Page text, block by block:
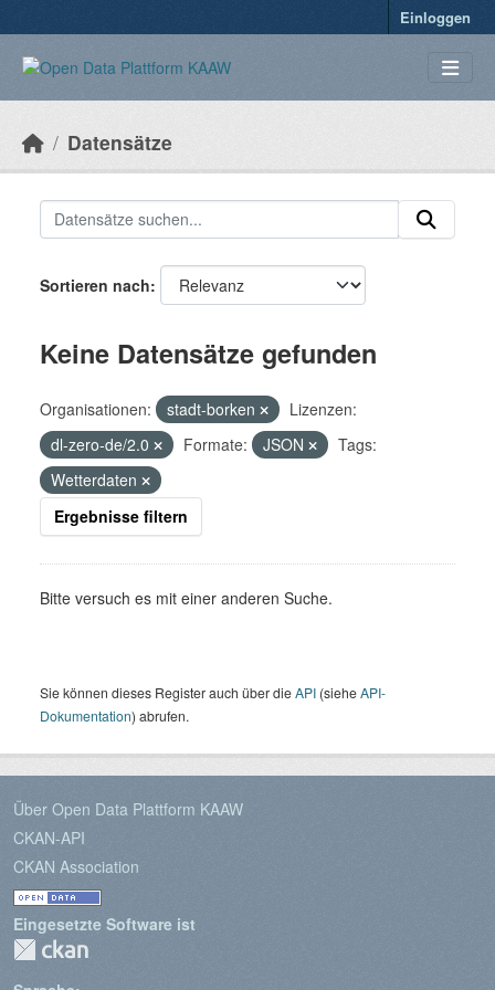
Einloggen
Datensätze
Sortieren nach
Keine Datensätze gefunden
Organisationen: stadt-borken
Lizenzen:
dl-zero-de/2.0
Formate: JSON
Tags:
Wetterdaten
Ergebnisse filtern
Bitte versuch es mit einer anderen Suche.
Sie können dieses Register auch über dieAPI (sieheAPI-
Dokumentation) abrufen.
Über Open Data Plattform KAAW
CKAN-API
CKAN Association
Eingesetzte Software ist